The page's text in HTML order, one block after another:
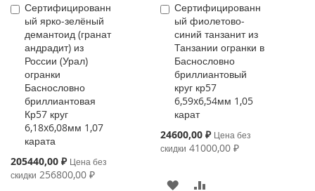
Сертифицированн
ый ярко-зелёный
демантоид (гранат
андрадит) из
России (Урал)
огранки
Баснословно
бриллиантовая
Кр57 круг
6,18x6,08мм 1,07
карата
Special
205440,00 ₽ Цена без
скидки 256800,00 ₽
Купить
Сертифицированн
ый фиолетово-
синий танзанит из
Танзании огранки в
Баснословно
бриллиантовый
круг кр57
6,59x6,54мм 1,05
карат
Special
24600,00 ₽ Цена без
скидки 41000,00 ₽
Купить
В